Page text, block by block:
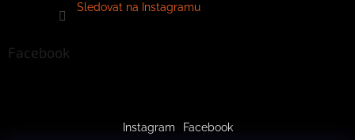
Sledovat na Instagramu
Facebook
Instagram Facebook